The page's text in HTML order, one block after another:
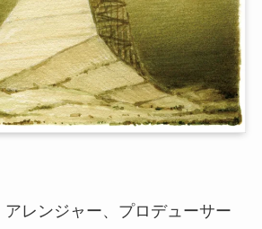
レンジャー、プロデューサー